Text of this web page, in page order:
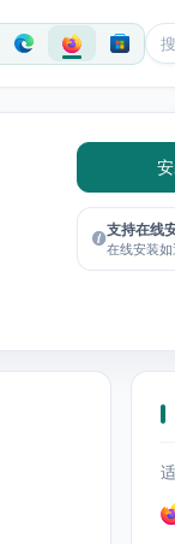
支持在线
在线安装